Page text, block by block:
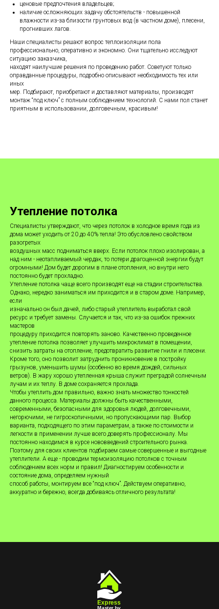
ценовые предпочтения владельцев;
наличие осложняющих задачу обстоятельств - повышенной
влажности из-за близости грунтовых вод (в частном доме), плесени,
прогнивших лагов.
Наши специалисты решают вопрос теплоизоляции пола
профессионально, оперативно и экономно. Они тщательно исследуют
ситуацию заказчика,
находят наилучшие решения по проведению работ. Советуют только
оправданные процедуры, подробно описывают необходимость тех или
иных
мер. Подбирают, приобретают и доставляют материалы, производят
монтаж “под ключ” с полным соблюдением технологий. С нами пол станет
приятным в использовании, долговечным, красивым!
Утепление потолка
Специалисты утверждают, что через потолок в холодное время года из
дома может уходить от 20 до 40% тепла! Это обусловлено свойством
разогретых
воздушных масс подниматься вверх. Если потолок плохо изолирован, а
над ним - неотапливаемый чердак, то потери драгоценной энергии будут
огромными! Дом будет дорогим в плане отопления, но внутри него
постоянно будет прохладно.
Утепление потолка чаще всего производят еще на стадии строительства.
Однако, нередко заниматься им приходится и в старом доме. Например,
если
изначально он был дачей, либо старый утеплитель выработал свой
ресурс и требует замены. Случается и так, что из-за ошибок прежних
мастеров
процедуру приходится повторять заново. Качественно проведенное
утепление потолка позволяет улучшить микроклимат в помещении,
снизить затраты на отопление, предотвратить развитие гнили и плесени.
Кроме того, оно позволит затруднить проникновение в постройку
грызунов, уменьшить шумы (особенно во время дождей, сильных
ветров). В жару хорошо утепленная крыша служит преградой солнечным
лучам и их теплу. В доме сохраняется прохлада.
Чтобы утеплить дом правильно, важно знать множество тонкостей
данного процесса. Материалы должны быть качественными,
современными, безопасными для здоровья людей, долговечными,
негорючими, не гигроскопичными, но пропускающими пар. Выбор
варианта, подходящего по этим параметрам, а также по стоимости и
легкости в применении лучше всего доверять профессионалу. Мы
постоянно находимся в курсе нововведений строительного рынка.
Поэтому для своих клиентов подбираем самые совершенные и выгодные
утеплители. А еще - проводим термоизоляцию потолков с точным
соблюдением всех норм и правил! Диагностируем особенности и
состояние дома, определяем нужный
способ работы, монтируем все “под ключ”. Действуем оперативно,
аккуратно и бережно, всегда добиваясь отличного результата!